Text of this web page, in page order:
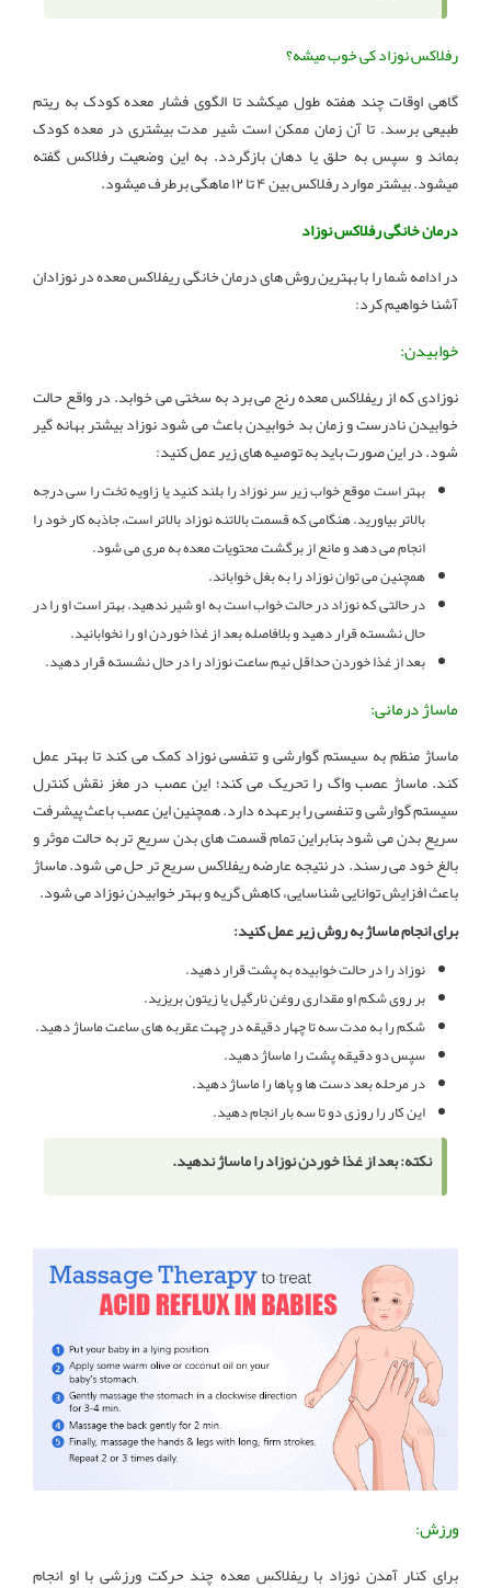
رفلاکس نوزاد کی خوب میشه؟
گاهی اوقات چند هفته طول میکشد تا الگوی فشار معده کودک به ریتم
طبیعی برسد. تا آن زمان ممکن است شیر مدت بیشتری در معده کودک
بماند و سپس به حلق یا دهان بازگردد. به این وضعیت رفلاکس گفته
میشود. بیشتر موارد رفلاکس بین ۴ تا ۱۲ ماهگی برطرف میشود.
درمان خانگی رفلاکس نوزاد
در ادامه شما را با بهترین روش های درمان خانگی ریفلاکس معده در نوزادان
آشنا خواهیم کرد:
خوابیدن:
نوزادی که از ریفلاکس معده رنج می برد به سختی می خوابد. در واقع حالت
خوابیدن نادرست و زمان بد خوابیدن باعث می شود نوزاد بیشتر بهانه گیر
شود. در این صورت باید به توصیه های زیر عمل کنید:
بهتر است موقع خواب زیر سر نوزاد را بلند کنید یا زاویه تخت را سی درجه
بالاتر بیاورید. هنگامی که قسمت بالاتنه نوزاد بالاتر است، جاذبه کار خود را
انجام می دهد و مانع از برگشت محتویات معده به مری می شود.
همچنین می توان نوزاد را به بغل خواباند.
در حالتی که نوزاد در حالت خواب است به او شیر ندهید. بهتر است او را در
حال نشسته قرار دهید و بلافاصله بعد از غذا خوردن او را نخوابانید.
بعد از غذا خوردن حداقل نیم ساعت نوزاد را در حال نشسته قرار دهید.
ماساژ درمانی:
ماساژ منظم به سیستم گوارشی و تنفسی نوزاد کمک می کند تا بهتر عمل
کند. ماساژ عصب واگ را تحریک می کند؛ این عصب در مغز نقش کنترل
سیستم گوارشی و تنفسی را برعهده دارد. همچنین این عصب باعث پیشرفت
سریع بدن می شود بنابراین تمام قسمت های بدن سریع تر به حالت موثر و
بالغ خود می رسند. در نتیجه عارضه ریفلاکس سریع تر حل می شود. ماساژ
باعث افزایش توانایی شناسایی، کاهش گریه و بهتر خوابیدن نوزاد می شود.
برای انجام ماساژ به روش زیر عمل کنید:
نوزاد را در حالت خوابیده به پشت قرار دهید.
بر روی شکم او مقداری روغن نارگیل یا زیتون بریزید.
شکم را به مدت سه تا چهار دقیقه در چهت عقربه های ساعت ماساژ دهید.
سپس دو دقیقه پشت را ماساژ دهید.
در مرحله بعد دست ها و پاها را ماساژ دهید.
این کار را روزی دو تا سه بار انجام دهید.
نکته: بعد از غذا خوردن نوزاد را ماساژ ندهید.
ورزش:
برای کنار آمدن نوزاد با ریفلاکس معده چند حرکت ورزشی با او انجام